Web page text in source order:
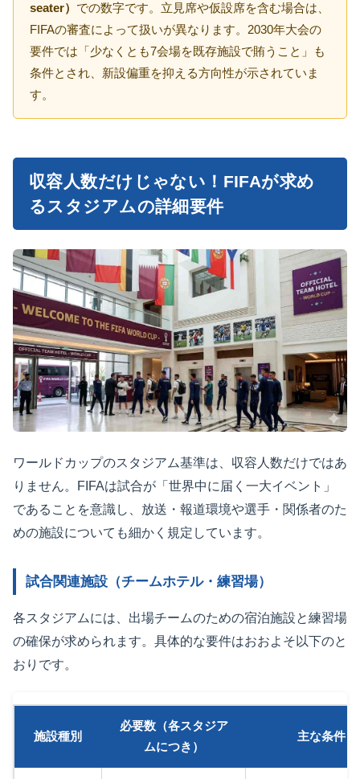
seater） での数字です。立見席や仮設席を含む場合は、
FIFAの審査によって扱いが異なります。2030年大会の
要件では「少なくとも7会場を既存施設で賄うこと」も
条件とされ、新設偏重を抑える方向性が示されていま
す。
収容人数だけじゃない！FIFAが求め
るスタジアムの詳細要件
ワールドカップのスタジアム基準は、収容人数だけではあ
りません。FIFAは試合が「世界中に届く一大イベント」
であることを意識し、放送・報道環境や選手・関係者のた
めの施設についても細かく規定しています。
試合関連施設（チームホテル・練習場）
各スタジアムには、出場チームのための宿泊施設と練習場
の確保が求められます。具体的な要件はおおよそ以下のと
おりです。
施設種別
必要数（各スタジア
ムにつき）
主な条件